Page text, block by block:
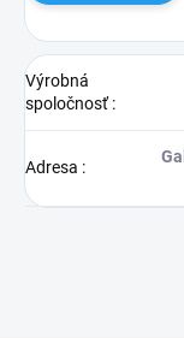
Výrobná
spoločnosť:
Adresa :